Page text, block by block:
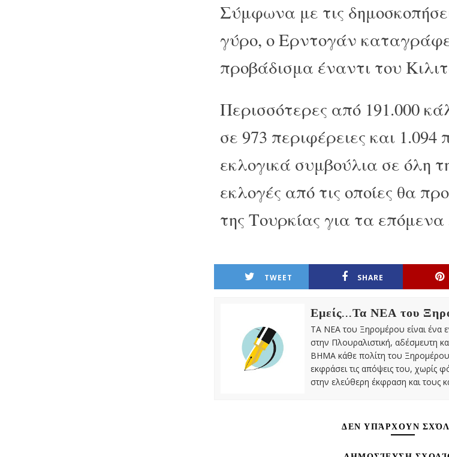
Σύμφωνα με τις
γύρο, ο Ερντογάν
προβάδισμα έναντι του
Περισσότερες από 191.000
σε 973 περιφέρειες και 1.094
εκλογικά συμβούλια σε όλη
εκλογές από τις οποίες θα
της Τουρκίας για τα επόμενα
TWEET SHARE
Εμείς...Τα ΝΕΑ του
ΤΑ ΝΕΑ του Ξηρομέρου είναι ένα
στην Πλουραλιστική, αδέσμευτη
ΒΗΜΑ κάθε πολίτη του
εκφράσει τις απόψεις του, χωρίς
στην ελεύθερη έκφραση και τους
ΔΕΝ ΥΠΆΡΧΟΥΝ